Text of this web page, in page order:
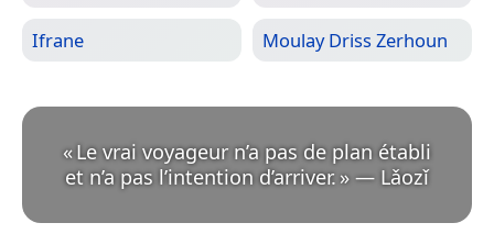
Ifrane Moulay Driss Zerhoun
«Le vrai voyageur n’a pas de plan établi
et n’a pas l’intention d’arriver. » — Lǎozǐ